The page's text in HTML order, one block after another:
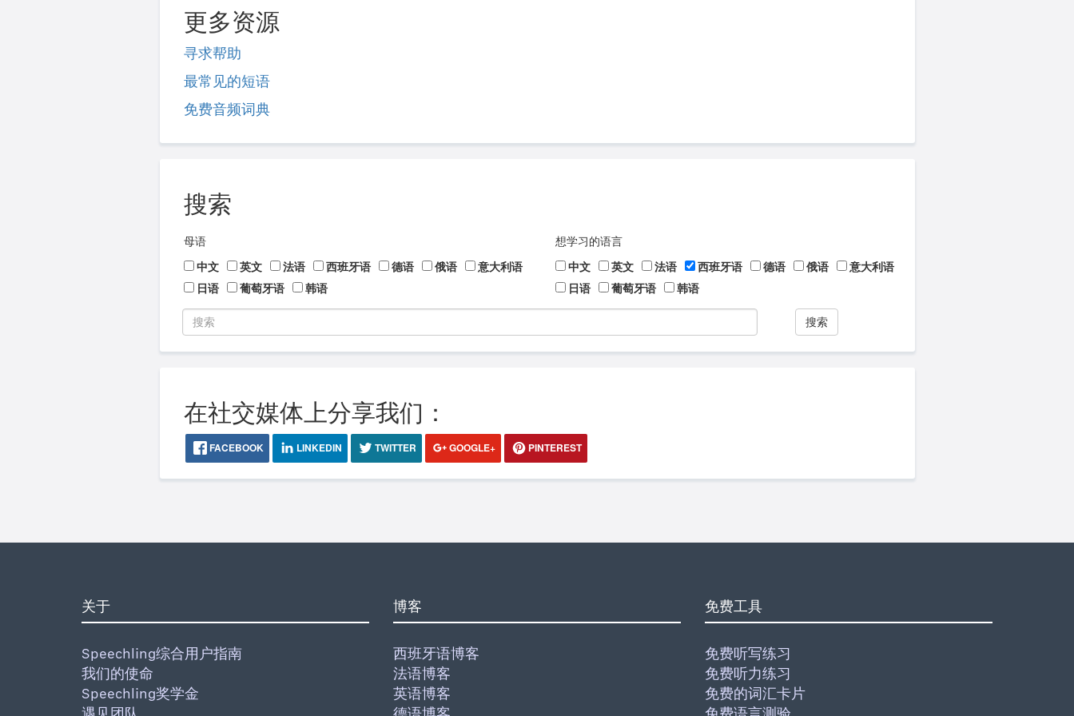
更多资源
寻求帮助
最常见的短语
免费音频词典
搜索
母语
中文
英文 法语 西班牙语 德语 俄语
意大利语
日语
葡萄牙语 韩语
想学习的语言
中文
英文 法语 西班牙语 德语 俄语
意大利语
日语
葡萄牙语 韩语
搜索
在社交媒体上分享我们：
FACEBOOK LINKEDIN TWITTER GOOGLE+ PINTEREST
关于
Speechling综合用户指南
我们的使命
Speechling奖学金
博客
西班牙语博客
法语博客
英语博客
免费工具
免费听写练习
免费听力练习
免费的词汇卡片